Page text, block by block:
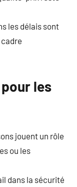
les délais sont
les
jouent un rôle
ou les
dans la sécurité